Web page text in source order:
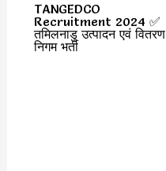
TANGEDCO
Recruitment 2024 ✅
तमिलनाडु उत्पादन एवं वितरण
निगम भर्ती